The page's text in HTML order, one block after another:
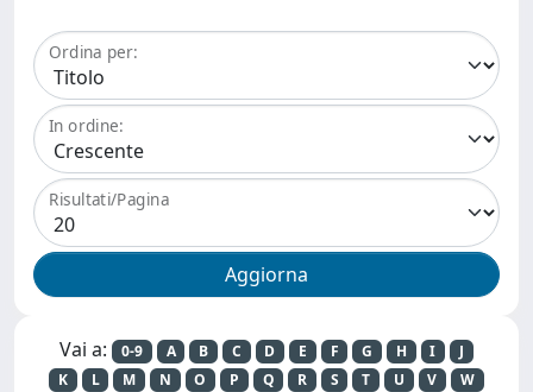
Ordina per:
In ordine:
Risultati/Pagina
Vai a: 0-9 A B C D E F G H I
J
K
L M N O P Q R S T U V
W